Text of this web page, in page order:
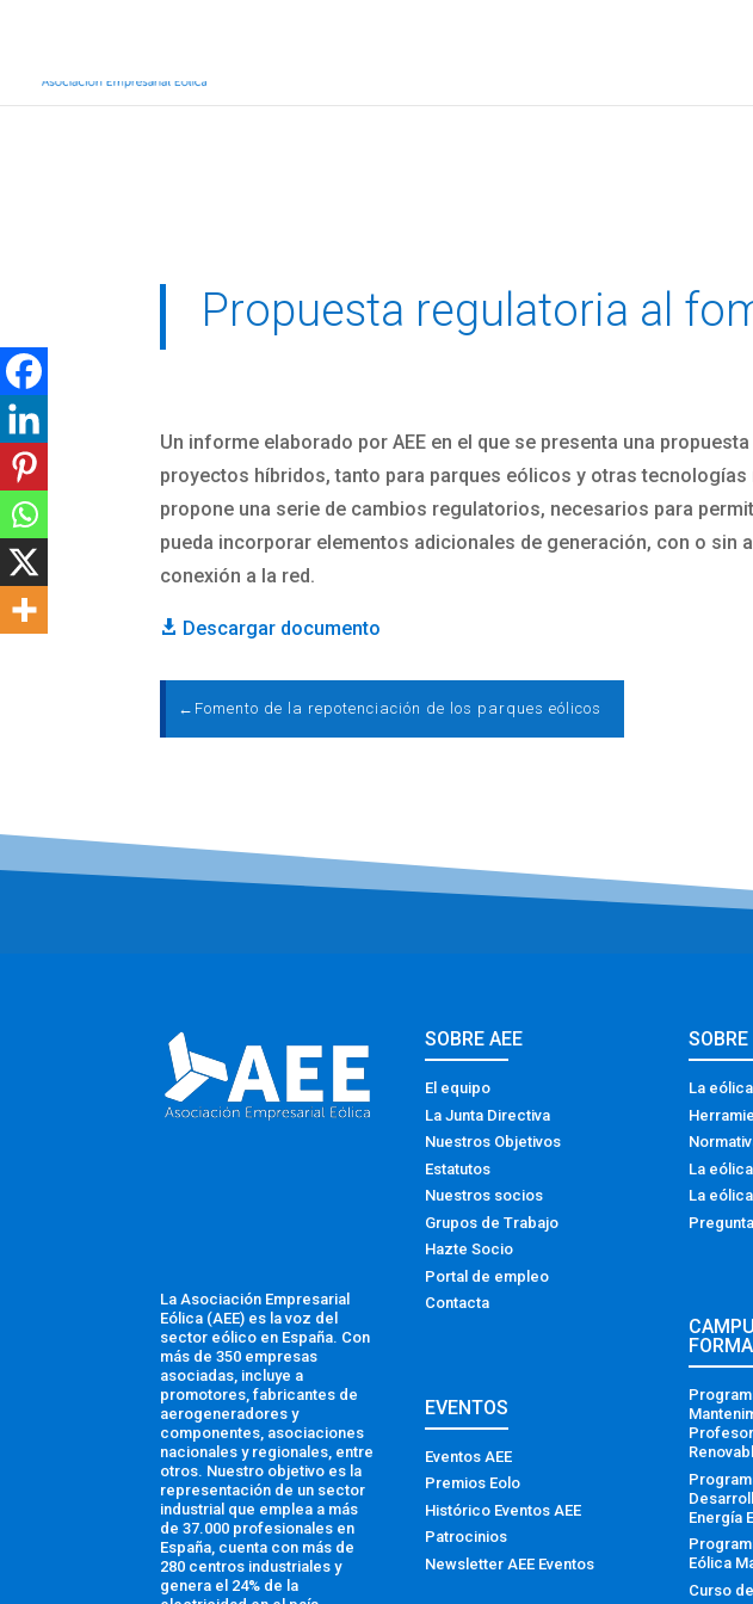
Propuesta regulatoria al
Un informe elaborado por AEE en el que se presenta una
proyectos híbridos, tanto para parques eólicos y otras
propone una serie de cambios regulatorios, necesarios para
pueda incorporar elementos adicionales de generación, con o sin
conexión a la red.
 Descargar documento
← Fomento de la repotenciación de los parques eólicos
La Asociación Empresarial
Eólica (AEE) es la voz del
sector eólico en España. Con
más de 350 empresas
asociadas, incluye a
promotores, fabricantes de
aerogeneradores y
componentes, asociaciones
nacionales y regionales, entre
otros. Nuestro objetivo es la
representación de un sector
industrial que emplea a más
de 37.000 profesionales en
España, cuenta con más de
280 centros industriales y
genera el 24% de la
SOBRE AEE
El equipo
La Junta Directiva
Nuestros Objetivos
Estatutos
Nuestros socios
Grupos de Trabajo
Hazte Socio
Portal de empleo
Contacta
EVENTOS
Eventos AEE
Premios Eolo
Histórico Eventos AEE
Patrocinios
Newsletter AEE Eventos
La
La
La
Energía
Eólica
Curso